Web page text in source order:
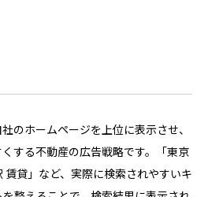
のホームページを上位に表示させ、
する不動産の広告戦略です。「東京
貸」など、実際に検索されやすいキ